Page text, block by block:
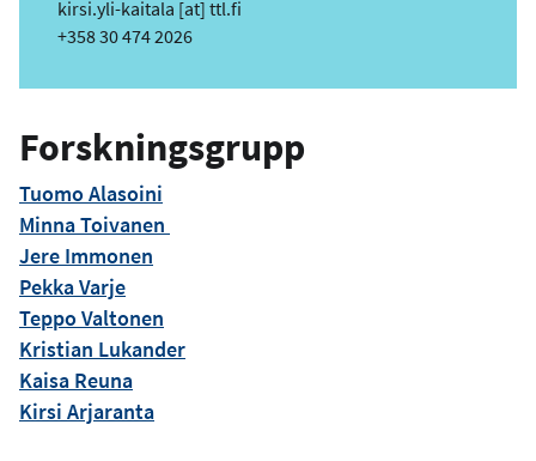
e
-
o
t
kirsi.yli-kaitala [at] ttl.fi
Telefon
+358 30 474 2026
Forskningsgrupp
Tuomo Alasoini
Minna Toivanen
Jere Immonen
Pekka Varje
Teppo Valtonen
Kristian Lukander
Kaisa Reuna
Kirsi Arjaranta